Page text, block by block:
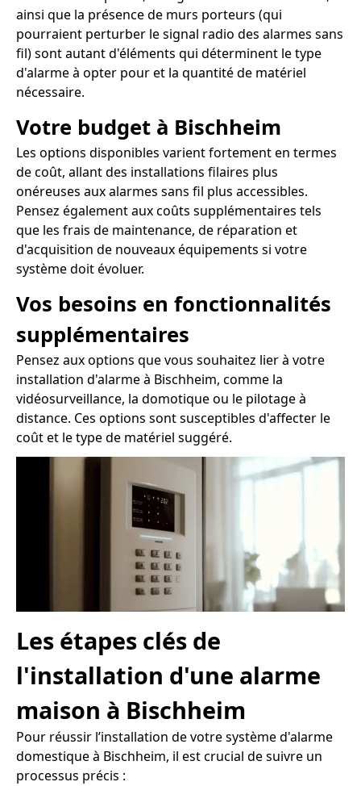
ainsi que la présence de murs porteurs (qui
pourraient perturber le signal radio des alarmes sans
fil) sont autant d'éléments qui déterminent le type
d'alarme à opter pour et la quantité de matériel
nécessaire.
Votre budget à Bischheim
Les options disponibles varient fortement en termes
de coût, allant des installations filaires plus
onéreuses aux alarmes sans fil plus accessibles.
Pensez également aux coûts supplémentaires tels
que les frais de maintenance, de réparation et
d'acquisition de nouveaux équipements si votre
système doit évoluer.
Vos besoins en fonctionnalités
supplémentaires
Pensez aux options que vous souhaitez lier à votre
installation d'alarme à Bischheim, comme la
vidéosurveillance, la domotique ou le pilotage à
distance. Ces options sont susceptibles d'affecter le
coût et le type de matériel suggéré.
Les étapes clés de
l'installation d'une alarme
maison à Bischheim
Pour réussir l’installation de votre système d'alarme
domestique à Bischheim, il est crucial de suivre un
processus précis :